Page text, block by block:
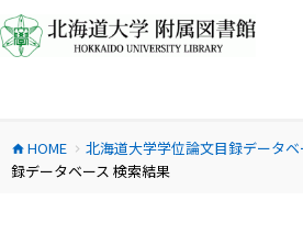
ン
テ
ス
キ
home HOME chevron_right 北海道大学学位論文目録データベ
録データベース 検索結果